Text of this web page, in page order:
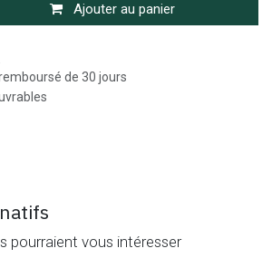
Ajouter au panier
de 30 jours
pourraient vous intéresser